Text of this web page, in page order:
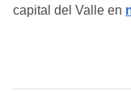
capital del Valle en